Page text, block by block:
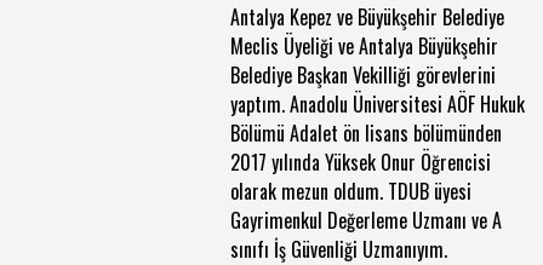
Antalya Kepez ve Büyükşehir Belediye
Meclis Üyeliği ve Antalya Büyükşehir
Belediye Başkan Vekilliği görevlerini
yaptım. Anadolu Üniversitesi AÖF Hukuk
Bölümü Adalet ön lisans bölümünden
2017 yılında Yüksek Onur Öğrencisi
olarak mezun oldum. TDUB üyesi
Gayrimenkul Değerleme Uzmanı ve A
sınıfı İş Güvenliği Uzmanıyım.